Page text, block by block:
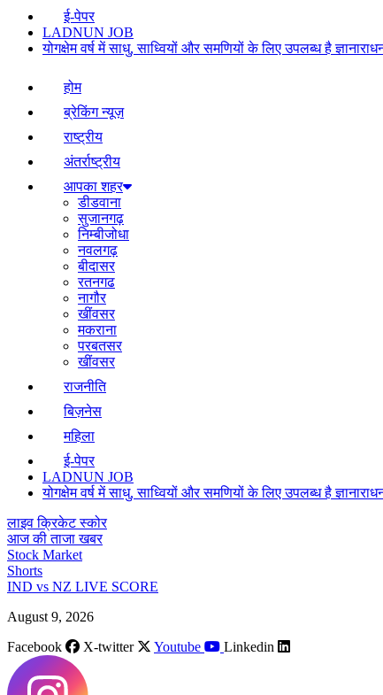
ई-पेपर
LADNUN JOB
योगक्षेम वर्ष में साधु, साध्वियों और समणियों के लिए उपलब्ध है
होम
ब्रेकिंग न्यूज़
राष्ट्रीय
अंतर्राष्ट्रीय
आपका शहर
डीडवाना
सुजानगढ़
निम्बीजोधा
नवलगढ़
बीदासर
रतनगढ
नागौर
खींवसर
मकराना
परबतसर
खींवसर
राजनीति
बिज़नेस
महिला
ई-पेपर
LADNUN JOB
योगक्षेम वर्ष में साधु, साध्वियों और समणियों के लिए उपलब्ध है
लाइव क्रिकेट स्कोर
आज की ताजा खबर
Stock Market
Shorts
IND vs NZ LIVE SCORE
August 9, 2026
Facebook
X-twitter Youtube Linkedin